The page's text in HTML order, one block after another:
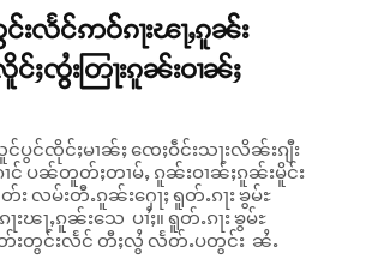
းလႅင်ဢဝ်ၵႃးၽႃႇၵူၼ်း
ႈၸွႆးတြႃးၵူၼ်းဝၢၼ်ႈ
င်ပွင်ၸိုင်ႈမၢၼ်ႈ ၸေႈဝဵင်းသႃးလိၼ်းၵျီး
ၢင် ပၼ်တူတ်ႈတၢမ်ႇ ၵူၼ်းဝၢၼ်ႈၵူၼ်းမိူင်း
လမ်းတီႉၵူၼ်းႁေႃႈ ရူတ်ႉၵႃး ၶွမ်ႊ
းသေ ပၢႆႈ။ ရူတ်ႉၵႃး ၶွမ်ႊ
တ်းတွင်းလႅင် တီႈလွႆ လႅတ်ႉပတွင်း ၼႆႉ